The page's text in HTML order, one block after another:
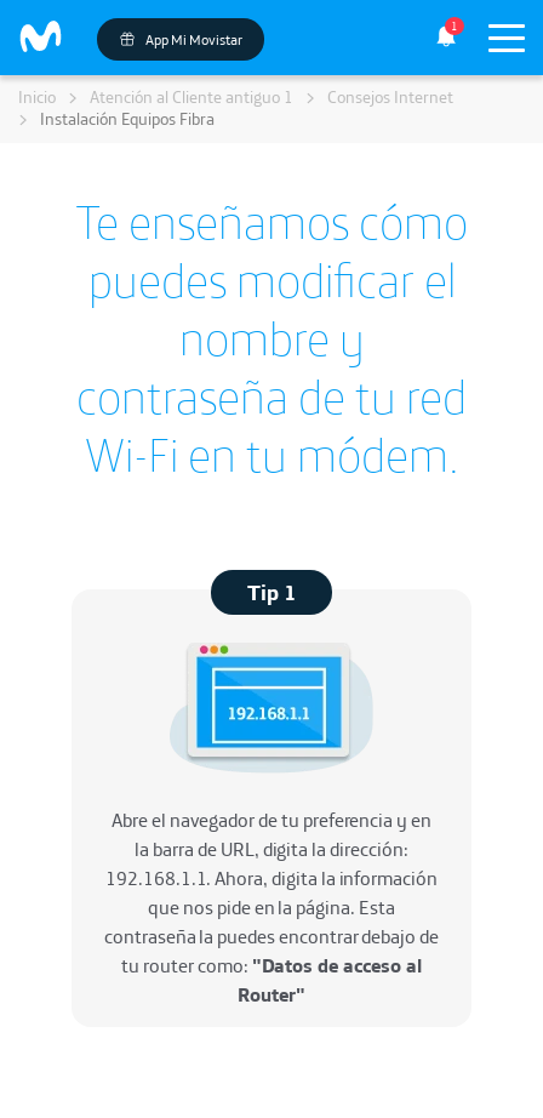
App Mi Movistar
1
Inicio Atención al Cliente antiguo 1
Consejos Internet
Instalación Equipos Fibra
Te enseñamos cómo
puedes modificar el
nombre y
contraseña de tu red
Wi-Fi en tu módem.
Tip 1
Abre el navegador de tu preferencia y en
la barra de URL, digita la dirección:
192.168.1.1​. Ahora, digita la información
que nos pide en la página. Esta
contraseña la puedes encontrar debajo de
tu router como: "Datos de acceso al
Router"